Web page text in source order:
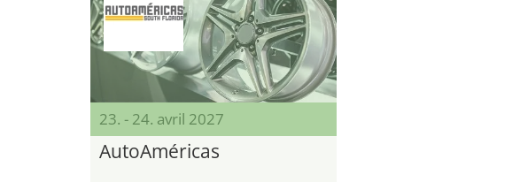
23. - 24. avril 2027
AutoAméricas